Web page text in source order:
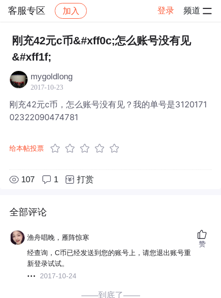
客服专区 加入 登录 频道
社区 客服专区 帖子详情
刚充42元c币&#xff0c;怎么账号没有见
&#xff1f;
mygoldlong
2017-10-23
刚充42元c币，怎么账号没有见？我的单号是3120171
02322090474781
给本帖投票
107 1 打赏
全部评论
渔舟唱晚，雁阵惊寒
经查询，C币已经发送到您的账号上，请您退出账号重
新登录试试。
2017-10-24
赞
——到底了——